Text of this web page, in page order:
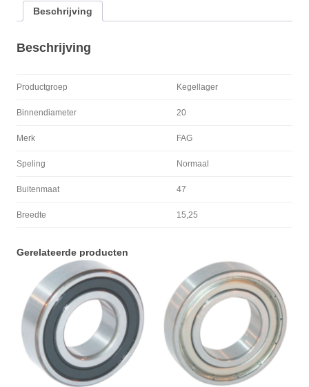
Beschrijving
Beschrijving
Productgroep Kegellager
Binnendiameter 20
Merk FAG
Speling Normaal
Buitenmaat 47
Breedte 15,25
Gerelateerde producten